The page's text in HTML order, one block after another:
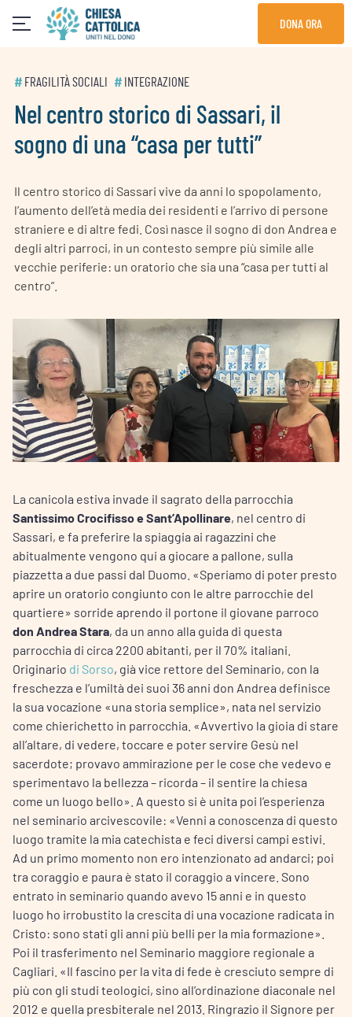
DONA ORA
# FRAGILITÀ SOCIALI # INTEGRAZIONE
Nel centro storico di Sassari, il
sogno di una “casa per tutti”
Il centro storico di Sassari vive da anni lo spopolamento,
l’aumento dell’età media dei residenti e l’arrivo di persone
straniere e di altre fedi. Così nasce il sogno di don Andrea e
degli altri parroci, in un contesto sempre più simile alle
vecchie periferie: un oratorio che sia una “casa per tutti al
centro”.
La canicola estiva invade il sagrato della parrocchia
Santissimo Crocifisso e Sant’Apollinare, nel centro di
Sassari, e fa preferire la spiaggia ai ragazzini che
abitualmente vengono qui a giocare a pallone, sulla
piazzetta a due passi dal Duomo. «Speriamo di poter presto
aprire un oratorio congiunto con le altre parrocchie del
quartiere» sorride aprendo il portone il giovane parroco
don Andrea Stara, da un anno alla guida di questa
parrocchia di circa 2200 abitanti, per il 70% italiani.
Originario di Sorso, già vice rettore del Seminario, con la
freschezza e l’umiltà dei suoi 36 anni don Andrea definisce
la sua vocazione «una storia semplice», nata nel servizio
come chierichetto in parrocchia. «Avvertivo la gioia di stare
all’altare, di vedere, toccare e poter servire Gesù nel
sacerdote; provavo ammirazione per le cose che vedevo e
sperimentavo la bellezza – ricorda – il sentire la chiesa
come un luogo bello». A questo si è unita poi l’esperienza
nel seminario arcivescovile: «Venni a conoscenza di questo
luogo tramite la mia catechista e feci diversi campi estivi.
Ad un primo momento non ero intenzionato ad andarci; poi
tra coraggio e paura è stato il coraggio a vincere. Sono
entrato in seminario quando avevo 15 anni e in questo
luogo ho irrobustito la crescita di una vocazione radicata in
Cristo: sono stati gli anni più belli per la mia formazione».
Poi il trasferimento nel Seminario maggiore regionale a
Cagliari. «Il fascino per la vita di fede è cresciuto sempre di
più con gli studi teologici, sino all’ordinazione diaconale nel
2012 e quella presbiterale nel 2013. Ringrazio il Signore per